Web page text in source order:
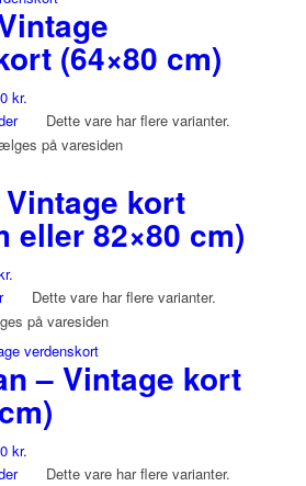
(64×80 cm)
kr.
Dette vare har flere varianter.
på varesiden
kort
eller 82×80 cm)
Dette vare har flere varianter.
på varesiden
– Vintage kort
kr.
Dette vare har flere varianter.